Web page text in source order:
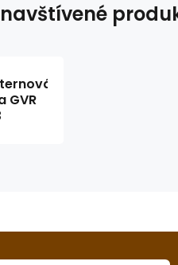
GVR